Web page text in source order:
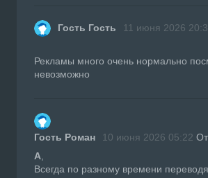
Гость Гость 11 июня 2026
Рекламы много очень нормально
невозможно
Гость Роман 10 июня 2026 05:22
А
Всегда по разному времени